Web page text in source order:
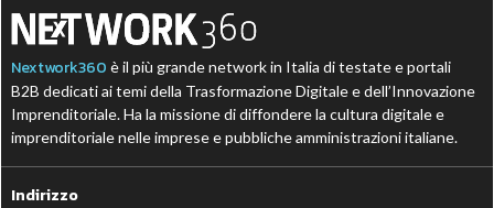
Nextwork360 è il più grande network in Italia di testate e portali
B2B dedicati ai temi della Trasformazione Digitale e dell’Innovazione
Imprenditoriale. Ha la missione di diffondere la cultura digitale e
imprenditoriale nelle imprese e pubbliche amministrazioni italiane.
Indirizzo